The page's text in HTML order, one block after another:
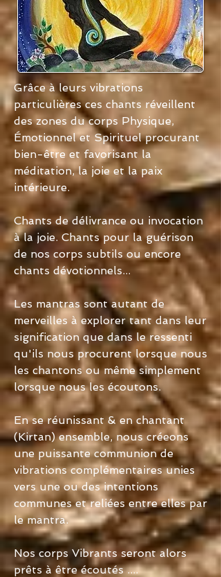
Grâce à leurs vibrations
particulières ces chants réveillent
des zones du corps Physique,
Émotionnel et Spirituel procurant
bien-être et favorisant la
méditation, la joie et la paix
intérieure.
Chants de délivrance ou invocation
à la joie. Chants pour la guérison
de nos corps subtils ou encore
chants dévotionnels...
Les mantras sont autant de
merveilles à explorer tant dans leur
signification que dans le ressenti
qu'ils nous procurent lorsque nous
les chantons ou même simplement
lorsque nous les écoutons.
En se réunissant & en chantant
(Kirtan) ensemble, nous créeons
une puissante communion de
vibrations complémentaires unies
vers une ou des intentions
communes et reliées entre elles par
le mantra.
Nos corps Vibrants seront alors
prêts à être écoutés ....